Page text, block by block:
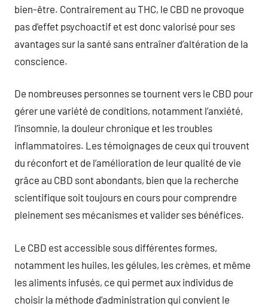
bien-être. Contrairement au THC, le CBD ne provoque
pas d’effet psychoactif et est donc valorisé pour ses
avantages sur la santé sans entraîner d’altération de la
conscience.
De nombreuses personnes se tournent vers le CBD pour
gérer une variété de conditions, notamment l’anxiété,
l’insomnie, la douleur chronique et les troubles
inflammatoires. Les témoignages de ceux qui trouvent
du réconfort et de l’amélioration de leur qualité de vie
grâce au CBD sont abondants, bien que la recherche
scientifique soit toujours en cours pour comprendre
pleinement ses mécanismes et valider ses bénéfices.
Le CBD est accessible sous différentes formes,
notamment les huiles, les gélules, les crèmes, et même
les aliments infusés, ce qui permet aux individus de
choisir la méthode d’administration qui convient le